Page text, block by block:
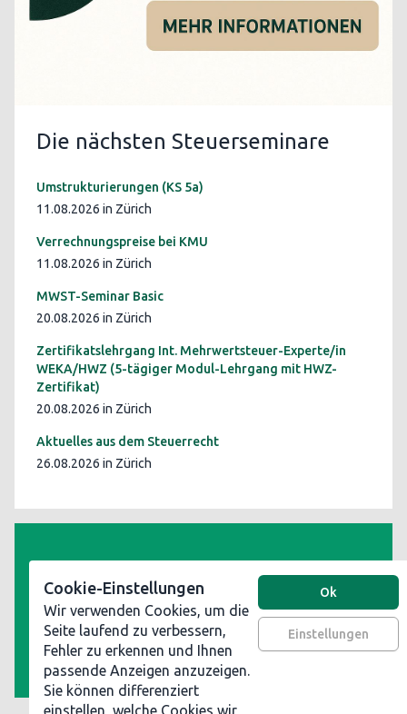
Die nächsten Steuerseminare
Umstrukturierungen (KS 5a)
11.08.2026 in Zürich
Verrechnungspreise bei KMU
11.08.2026 in Zürich
MWST-Seminar Basic
20.08.2026 in Zürich
Zertifikatslehrgang Int. Mehrwertsteuer-Experte/in
WEKA/HWZ (5-tägiger Modul-Lehrgang mit HWZ-
Zertifikat)
20.08.2026 in Zürich
Aktuelles aus dem Steuerrecht
26.08.2026 in Zürich
Datenschutz
Impressum
Werben Sie auf steuerinformationen.ch
Cookie-Einstellungen
Wir verwenden Cookies, um die
Seite laufend zu verbessern,
Fehler zu erkennen und Ihnen
passende Anzeigen anzuzeigen.
Sie können differenziert
einstellen, welche Cookies wir
Ok
Einstellungen